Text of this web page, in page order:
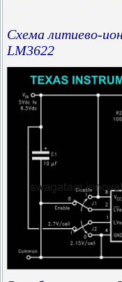
Схема литиево-
LM3622